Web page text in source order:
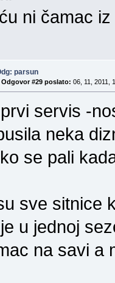
ni čamac
parsun
Odgovor #29 poslato: 06, 11, 2011,
servis -
neka
se pali
sve sitnice
u jednoj
na savi a